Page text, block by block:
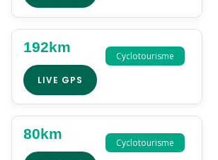
Cyclotourisme
192km
LIVE GPS
Cyclotourisme
80km